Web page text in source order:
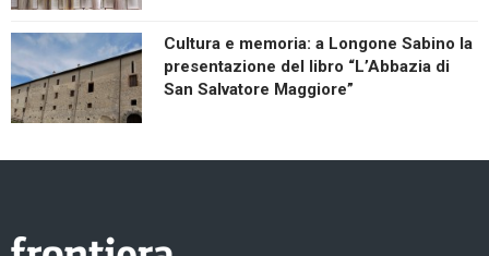
Cultura e memoria: a Longone Sabino la
presentazione del libro “L’Abbazia di
San Salvatore Maggiore”